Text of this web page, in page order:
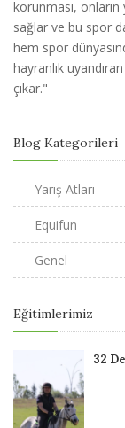
korunması,
sağlar ve bu spor
hem spor
hayranlık
çıkar."
Blog Kategorileri
Yarış Atları
Equifun
Genel
Eğitimlerimiz
32